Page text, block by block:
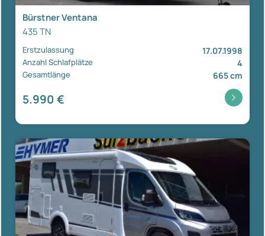
Bürstner Ventana
435 TN
Erstzulassung 17.07.1998
Anzahl Schlafplätze 4
Gesamtlänge 665 cm
5.990 €